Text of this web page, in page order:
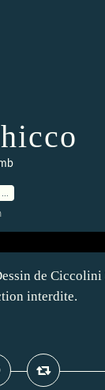
de
interdite.